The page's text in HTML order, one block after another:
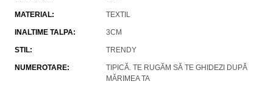
MATERIAL TEXTIL
INALTIME TALPA 3CM
STIL TRENDY
NUMEROTARE
TIPICĂ. TE RUGĂM SĂ TE GHIDEZI DUPĂ
MĂRIMEA TA